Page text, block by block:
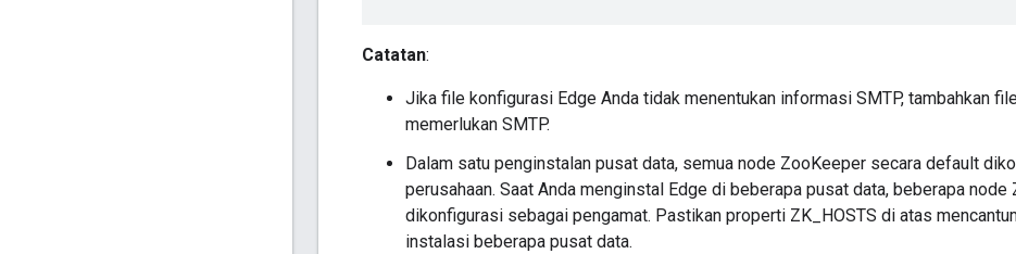
Catatan:
Jika file konfigurasi Edge Anda tidak menentukan informasi SMTP, tambahkan
memerlukan SMTP.
Dalam satu penginstalan pusat data, semua node ZooKeeper secara default
perusahaan. Saat Anda menginstal Edge di beberapa pusat data, beberapa node
dikonfigurasi sebagai pengamat. Pastikan properti ZK_HOSTS di atas
instalasi beberapa pusat data.